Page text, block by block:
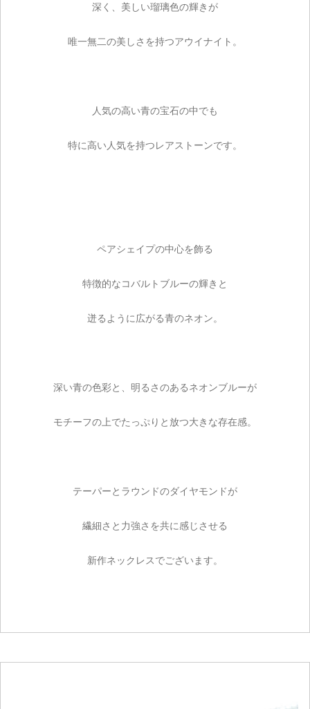
深く、美しい瑠璃色の輝きが
唯一無二の美しさを持つアウイナイト。
人気の高い青の宝石の中でも
特に高い人気を持つレアストーンです。
ペアシェイプの中心を飾る
特徴的なコバルトブルーの輝きと
迸るように広がる青のネオン。
深い青の色彩と、明るさのあるネオンブルーが
モチーフの上でたっぷりと放つ大きな存在感。
テーパーとラウンドのダイヤモンドが
繊細さと力強さを共に感じさせる
新作ネックレスでございます。